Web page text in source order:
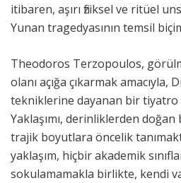
itibaren, aşırı fiziksel ve ritüel
Yunan tragedyasının temsil
Theodoros Terzopoulos,
olanı açığa çıkarmak amacıyla,
tekniklerine dayanan bir tiyatro
Yaklaşımı, derinliklerden
trajik boyutlara öncelik
yaklaşım, hiçbir akademik
sokulamamakla birlikte, kendi